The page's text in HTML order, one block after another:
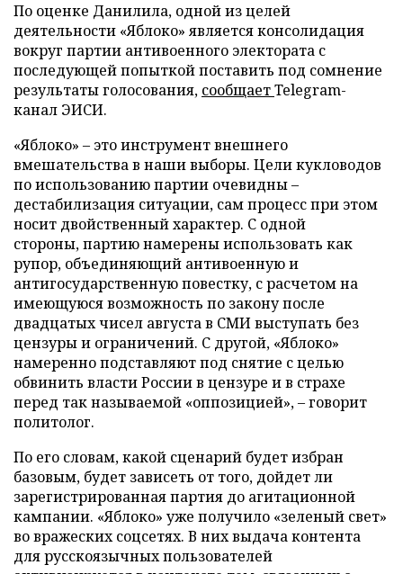
По оценке Данилила, одной из целей
деятельности «Яблоко» является консолидация
вокруг партии антивоенного электората с
последующей попыткой поставить под сомнение
результаты голосования, сообщаетTelegram-
канал ЭИСИ.
«Яблоко» – это инструмент внешнего
вмешательства в наши выборы. Цели кукловодов
по использованию партии очевидны –
дестабилизация ситуации, сам процесс при этом
носит двойственный характер. С одной
стороны, партию намерены использовать как
рупор, объединяющий антивоенную и
антигосударственную повестку, с расчетом на
имеющуюся возможность по закону после
двадцатых чисел августа в СМИ выступать без
цензуры и ограничений. С другой, «Яблоко»
намеренно подставляют под снятие с целью
обвинить власти России в цензуре и в страхе
перед так называемой «оппозицией», – говорит
политолог.
По его словам, какой сценарий будет избран
базовым, будет зависеть от того, дойдет ли
зарегистрированная партия до агитационной
кампании. «Яблоко» уже получило «зеленый свет»
во вражеских соцсетях. В них выдача контента
для русскоязычных пользователей